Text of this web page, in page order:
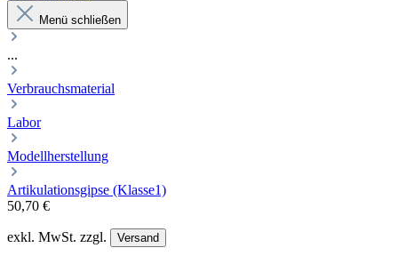
Menü schließen
...
Verbrauchsmaterial
Labor
Modellherstellung
Artikulationsgipse (Klasse1)
50,70 €
exkl. MwSt. zzgl. Versand